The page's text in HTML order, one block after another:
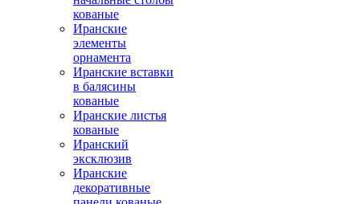
кованые
Иранские
элементы
орнамента
Иранские вставки
в балясины
кованые
Иранские листья
кованые
Иранский
эксклюзив
Иранские
декоративные